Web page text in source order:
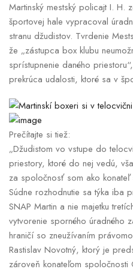
Martinský mestský policajt I. H.
športovej hale vypracoval
stranu džudistov. Tvrdenie
že „zástupca box klubu
sprístupnenie daného
prekrúca udalosti, ktoré sa v
Prečítajte si tiež:
„Džudistom vo vstupe do
priestory, ktoré do nej vedú,
za spoločnosť som ako
Súdne rozhodnutie sa týka iba
SNAP Martin a nie majetku
vytvorenie sporného úradného
hraničí so zneužívaním
Rastislav Novotný, ktorý je
zároveň konateľom spoločnosti